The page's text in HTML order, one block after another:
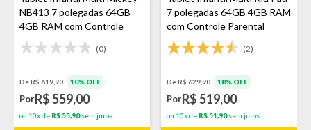
NB413 7 polegadas 64GB
4GB RAM com Controle
Parental - Preto
(0)
De R$ 619,90 10% OFF
PorR$ 559,00
ou 10x de R$ 55,90sem juros
7 polegadas 64GB 4GB RAM
com Controle Parental
(2)
De R$ 629,90 18% OFF
PorR$ 519,00
ou 10x de R$ 51,90sem juros